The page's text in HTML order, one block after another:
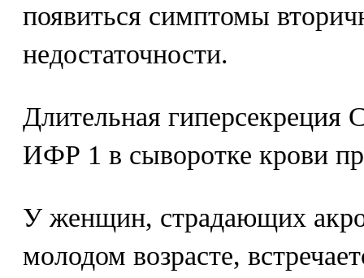
появиться симптомы
недостаточности.
Длительная
ИФР 1 в сыворотке крови
У женщин, страдающих
молодом возрасте,